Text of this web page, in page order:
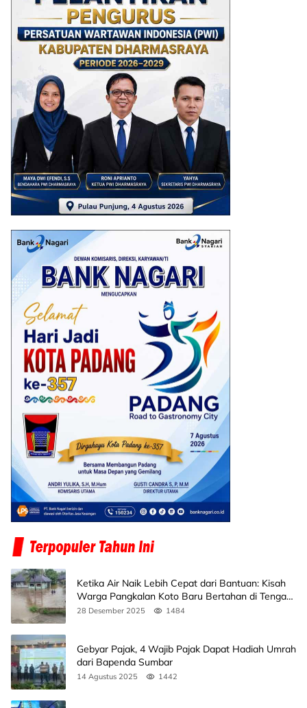
Ketika Air Naik Lebih Cepat dari Bantuan: Kisah
Warga Pangkalan Koto Baru Bertahan di Tengah
Banjir
28 Desember 2025 1484
Gebyar Pajak, 4 Wajib Pajak Dapat Hadiah Umrah
dari Bapenda Sumbar
14 Agustus 2025 1442